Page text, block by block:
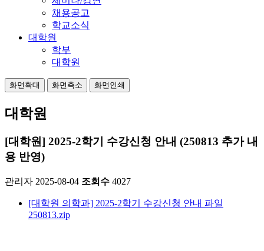
채용공고
학교소식
대학원
학부
대학원
화면확대 화면축소 화면인쇄
대학원
[대학원] 2025-2학기 수강신청 안내 (250813 추가 내
용 반영)
관리자 2025-08-04 조회수 4027
[대학원 의학과] 2025-2학기 수강신청 안내 파일
250813.zip